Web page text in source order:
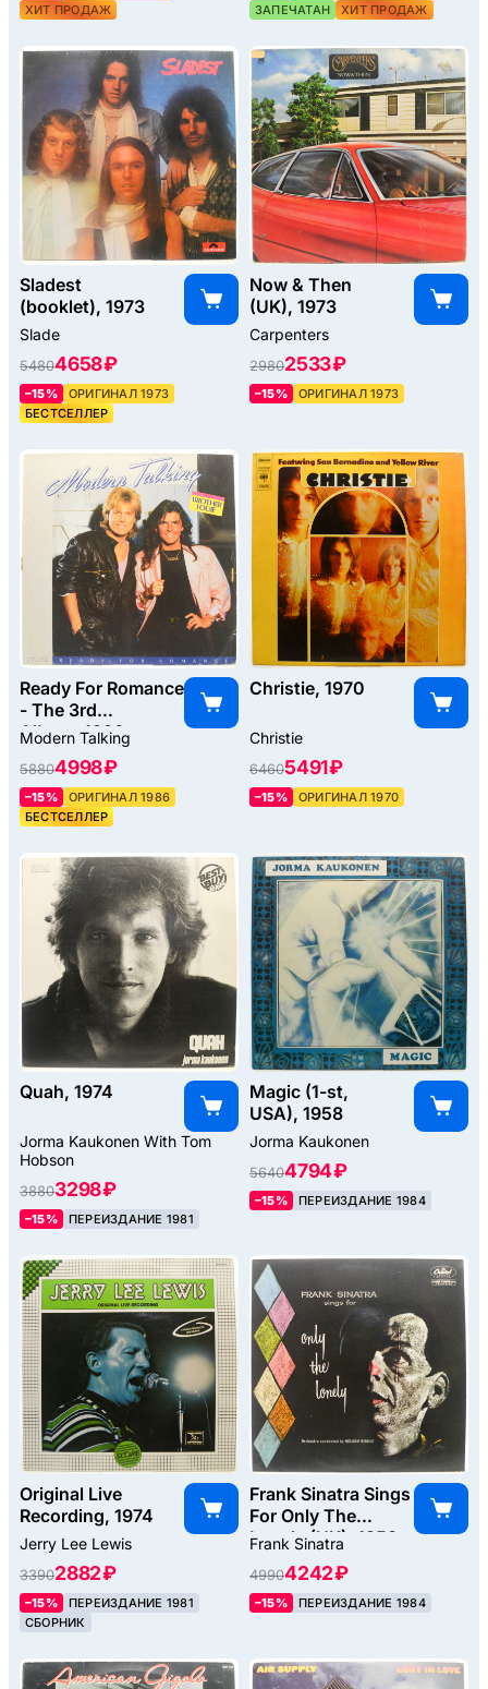
ХИТ ПРОДАЖ
ЗАПЕЧАТАН
ХИТ ПРОДАЖ
Sladest
(booklet), 1973
Slade
54804658 ₽
–15%
ОРИГИНАЛ 1973
БЕСТСЕЛЛЕР
Now & Then
(UK), 1973
Carpenters
29802533 ₽
–15% ОРИГИНАЛ 1973
Ready For Romance
- The 3rd
Album, 1986
Modern Talking
58804998 ₽
–15%
ОРИГИНАЛ 1986
БЕСТСЕЛЛЕР
Christie, 1970
Christie
64605491 ₽
–15% ОРИГИНАЛ 1970
Quah, 1974
Jorma Kaukonen With Tom
Hobson
38803298 ₽
–15% ПЕРЕИЗДАНИЕ 1981
Magic (1-st,
USA), 1958
Jorma Kaukonen
56404794 ₽
–15% ПЕРЕИЗДАНИЕ 1984
Original Live
Recording, 1974
Jerry Lee Lewis
33902882 ₽
–15%
ПЕРЕИЗДАНИЕ 1981
СБОРНИК
Frank Sinatra Sings
For Only The
Lonely (UK), 1958
Frank Sinatra
49904242 ₽
–15% ПЕРЕИЗДАНИЕ 1984